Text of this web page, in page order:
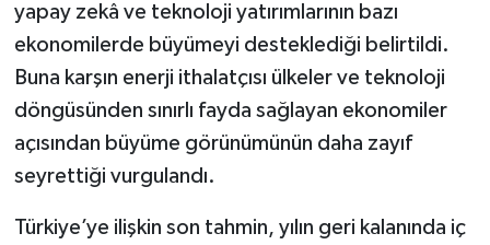
yapay zekâ ve teknoloji yatırımlarının bazı
ekonomilerde büyümeyi desteklediği belirtildi.
Buna karşın enerji ithalatçısı ülkeler ve teknoloji
döngüsünden sınırlı fayda sağlayan ekonomiler
açısından büyüme görünümünün daha zayıf
seyrettiği vurgulandı.
Türkiye’ye ilişkin son tahmin, yılın geri kalanında iç